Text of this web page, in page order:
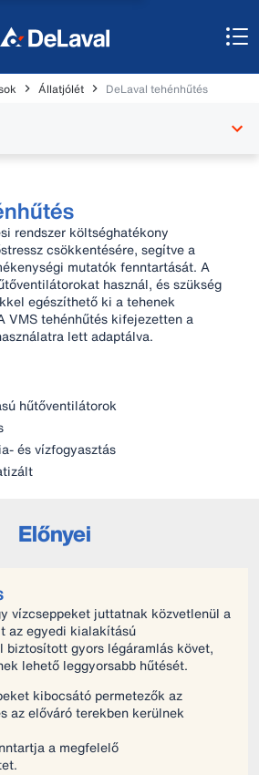
Állatjólét DeLaval tehénhűtés
rendszer költséghatékony
csökkentésére, segítve a
mutatók fenntartását. A
használ, és szükség
egészíthető ki a tehenek
VMS tehénhűtés kifejezetten a
lett adaptálva.
hűtőventilátorok
és vízfogyasztás
Előnyei
vízcseppeket juttatnak közvetlenül a
az egyedi kialakítású
biztosított gyors légáramlás követ,
lehető leggyorsabb hűtését.
kibocsátó permetezők az
az előváró terekben kerülnek
a megfelelő